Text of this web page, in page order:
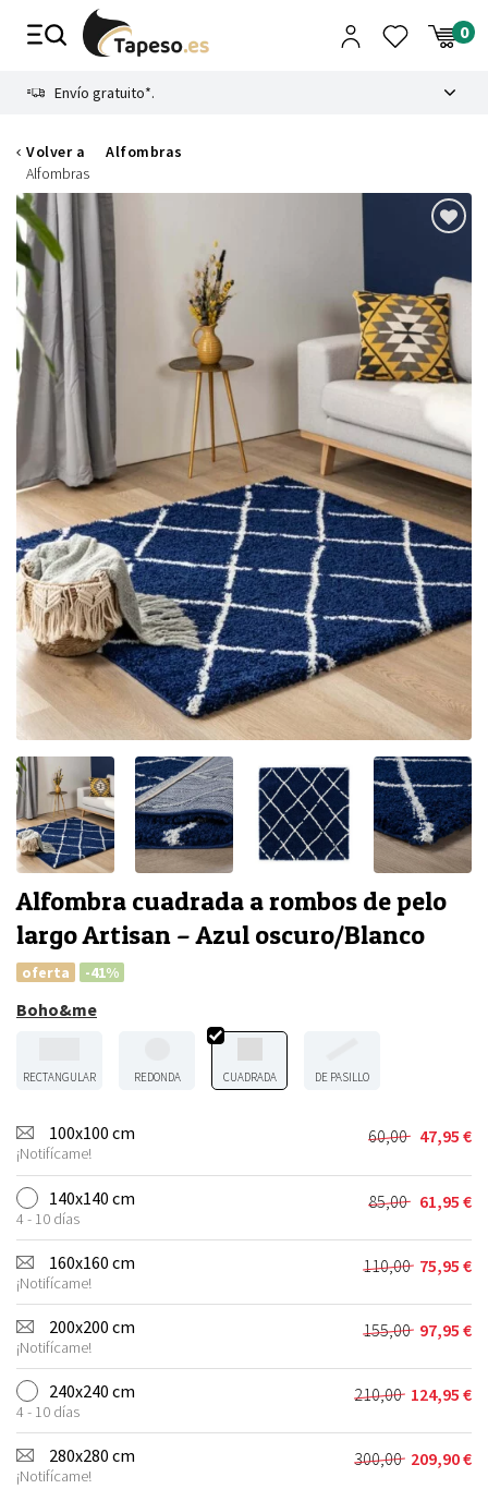
Envío gratuito*.
Volver a
Alfombras
Alfombras
Alfombra cuadrada a rombos de pelo
largo Artisan – Azul oscuro/Blanco
oferta -41%
Boho&me
RECTANGULAR REDONDA CUADRADA DE PASILLO
100x100 cm
¡Notifícame!
60,00
El
precio
original
era:
60,00 €.
47,95 €
El
precio
actual
es:
47,95 €.
140x140 cm
4 - 10 días
85,00
El
precio
original
era:
85,00 €.
61,95 €
El
precio
actual
es:
61,95 €.
160x160 cm
¡Notifícame!
110,00
El
precio
original
era:
110,00 €.
75,95 €
El
precio
actual
es:
75,95 €.
200x200 cm
¡Notifícame!
155,00
El
precio
original
era:
155,00 €.
97,95 €
El
precio
actual
es:
97,95 €.
240x240 cm
4 - 10 días
210,00
El
precio
original
era:
124,95 €
El
precio
actual
es:
280x280 cm
¡Notifícame!
300,00
El 209,90€
El